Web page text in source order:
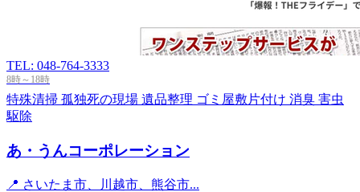
TEL: 048-764-3333
8時～18時
特殊清掃 孤独死の現場 遺品整理 ゴミ屋敷片付け 消臭 害虫
駆除
あ・うんコーポレーション
📍 さいたま市、川越市、熊谷市...